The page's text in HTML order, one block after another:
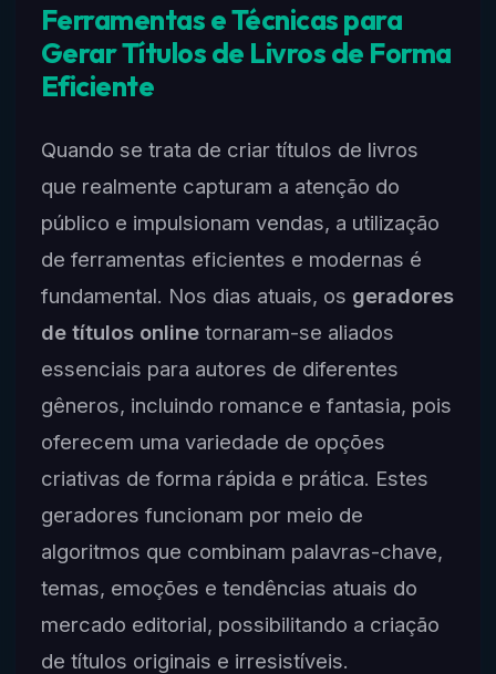
Ferramentas e Técnicas para
Gerar Títulos de Livros de Forma
Eficiente
Quando se trata de criar títulos de livros
que realmente capturam a atenção do
público e impulsionam vendas, a utilização
de ferramentas eficientes e modernas é
fundamental. Nos dias atuais, os geradores
de títulos onlinetornaram-se aliados
essenciais para autores de diferentes
gêneros, incluindo romance e fantasia, pois
oferecem uma variedade de opções
criativas de forma rápida e prática. Estes
geradores funcionam por meio de
algoritmos que combinam palavras-chave,
temas, emoções e tendências atuais do
mercado editorial, possibilitando a criação
de títulos originais e irresistíveis.